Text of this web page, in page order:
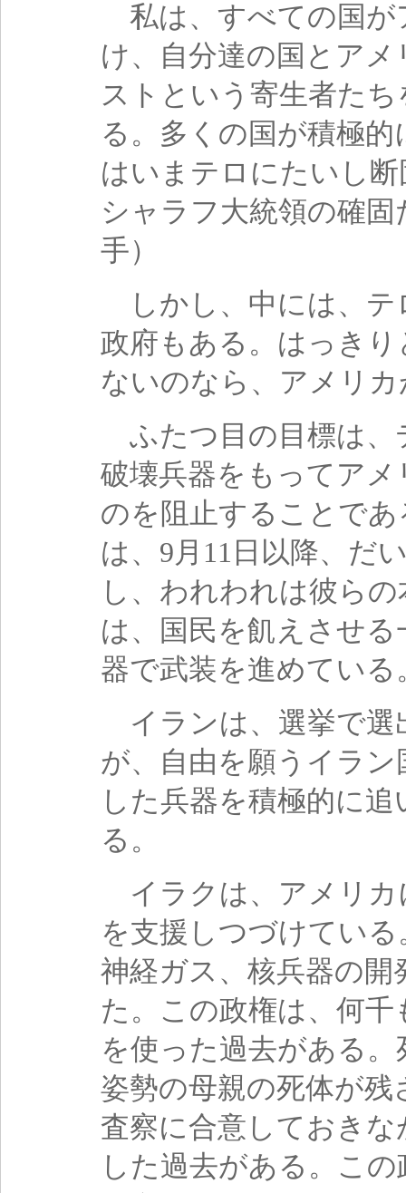
私は、すべての国が
け、自分達の国とア
ストという寄生者た
る。多くの国が積極
はいまテロにたいし
シャラフ大統領の確
手）
しかし、中には、テ
政府もある。はっき
ないのなら、アメリ
ふたつ目の目標は、
破壊兵器をもってア
のを阻止することで
は、9月11日以降、だ
し、われわれは彼ら
は、国民を飢えさせ
器で武装を進めている
イランは、選挙で選
が、自由を願うイラ
した兵器を積極的に
る。
イラクは、アメリカ
を支援しつづけてい
神経ガス、核兵器の
た。この政権は、何
を使った過去がある
姿勢の母親の死体が
査察に合意しておき
した過去がある。こ